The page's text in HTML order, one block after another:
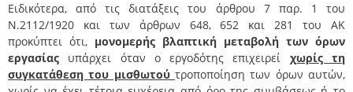
Ειδικότερα, από τις διατάξεις του άρθρου 7 παρ. 1 του
Ν.2112/1920 και των άρθρων 648, 652 και 281 του ΑΚ
προκύπτει ότι, μονομερής βλαπτική μεταβολή των όρων
εργασίας υπάρχει όταν ο εργοδότης επιχειρεί χωρίς τη
συγκατάθεση του μισθωτού τροποποίηση των όρων αυτών,